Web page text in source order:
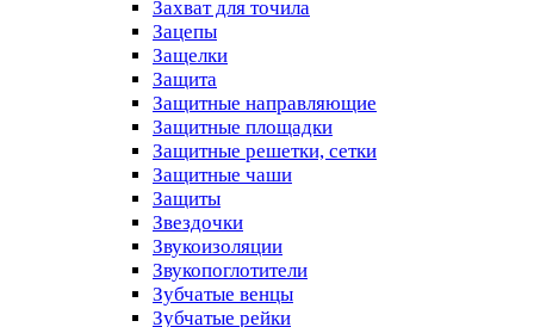
Захват для точила
Зацепы
Защелки
Защита
Защитные направляющие
Защитные площадки
Защитные решетки, сетки
Защитные чаши
Защиты
Звездочки
Звукоизоляции
Звукопоглотители
Зубчатые венцы
Зубчатые рейки